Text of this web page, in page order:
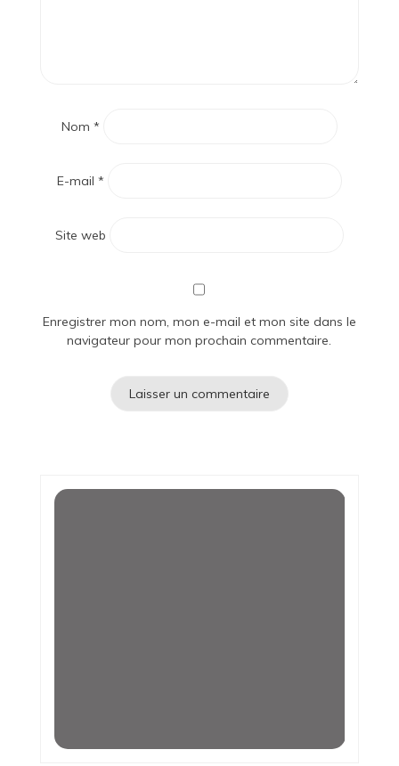
Nom *
E-mail *
Site web
Enregistrer mon nom, mon e-mail et mon site dans le
navigateur pour mon prochain commentaire.